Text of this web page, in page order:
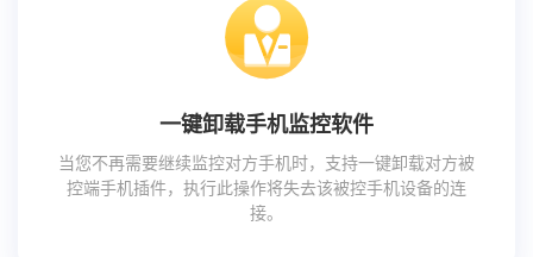
一键卸载手机监控软件
当您不再需要继续监控对方手机时，支持一键卸载对方被
控端手机插件，执行此操作将失去该被控手机设备的连
接。